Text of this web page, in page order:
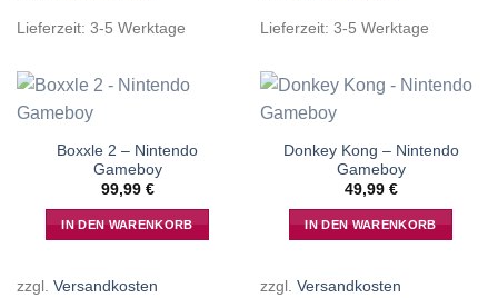
Lieferzeit: 3-5 Werktage Lieferzeit: 3-5 Werktage
Boxxle 2 – Nintendo
Gameboy
99,99 €
IN DEN WARENKORB
zzgl. Versandkosten
Donkey Kong – Nintendo
Gameboy
49,99 €
IN DEN WARENKORB
zzgl. Versandkosten